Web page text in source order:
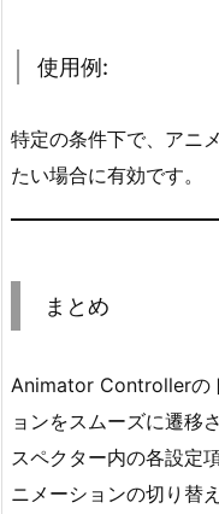
o
r
ソ
ス）
6.
1.
使用例:
特定の条件下で、アニ
たい場合に有効です。
まとめ
Animator Controllerの
ョンをスムーズに遷移
スペクター内の各設定
ニメーションの切り替